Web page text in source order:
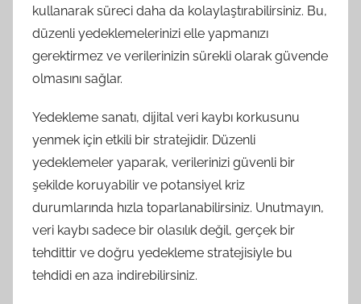
kullanarak süreci daha da kolaylaştırabilirsiniz. Bu,
düzenli yedeklemelerinizi elle yapmanızı
gerektirmez ve verilerinizin sürekli olarak güvende
olmasını sağlar.
Yedekleme sanatı, dijital veri kaybı korkusunu
yenmek için etkili bir stratejidir. Düzenli
yedeklemeler yaparak, verilerinizi güvenli bir
şekilde koruyabilir ve potansiyel kriz
durumlarında hızla toparlanabilirsiniz. Unutmayın,
veri kaybı sadece bir olasılık değil, gerçek bir
tehdittir ve doğru yedekleme stratejisiyle bu
tehdidi en aza indirebilirsiniz.